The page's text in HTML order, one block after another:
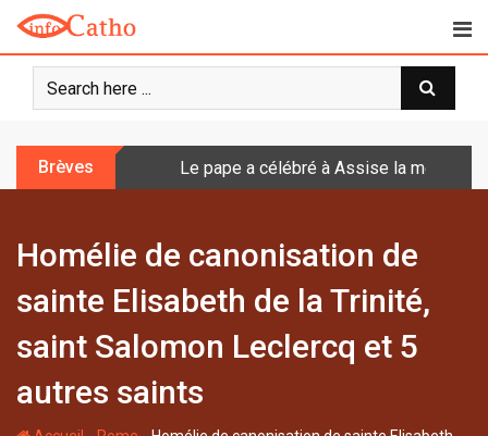
o
Brèves Le pape a célébré à Assise la messe
Homélie de canonisation de
sainte Elisabeth de la Trinité,
saint Salomon Leclercq et 5
autres saints